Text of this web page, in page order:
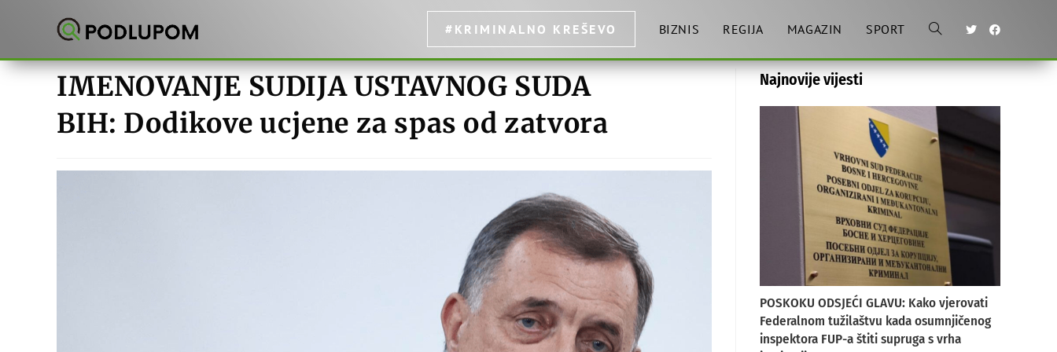
#KRIMINALNO KREŠEVO BIZNIS REGIJA MAGAZIN SPORT Toggle
search
IMENOVANJE SUDIJA USTAVNOG SUDA
BIH: Dodikove ucjene za spas od zatvora
Najnovije vijesti
POSKOKU ODSJEĆI GLAVU: Kako vjerovati
Federalnom tužilaštvu kada osumnjičenog
inspektora FUP-a štiti supruga s vrha